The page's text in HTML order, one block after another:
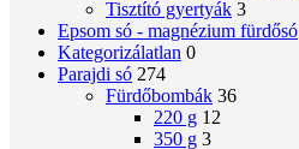
Tisztító gyertyák 3
Epsom só - magnézium fürdősó
Kategorizálatlan 0
Parajdi só 274
Fürdőbombák 36
220 g 12
350 g 3